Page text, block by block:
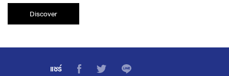
Discover
แชร์